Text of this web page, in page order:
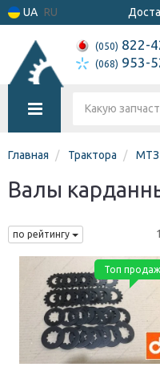
UA RU
(050) 822-
(068) 953-
Главная Трактора МТЗ
Валы
по рейтингу
Топ продаж